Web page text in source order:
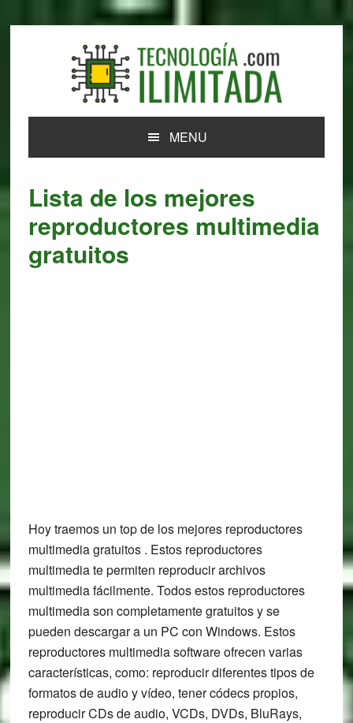
MENU
Lista de los mejores
reproductores multimedia
gratuitos
Hoy traemos un top de los mejores reproductores
multimedia gratuitos . Estos reproductores
multimedia te permiten reproducir archivos
multimedia fácilmente. Todos estos reproductores
multimedia son completamente gratuitos y se
pueden descargar a un PC con Windows. Estos
reproductores multimedia software ofrecen varias
características, como: reproducir diferentes tipos de
formatos de audio y vídeo, tener códecs propios,
reproducir CDs de audio, VCDs, DVDs, BluRays,